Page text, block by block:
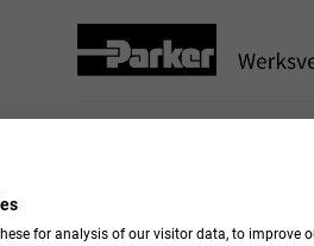
for analysis of our visitor data, to improve